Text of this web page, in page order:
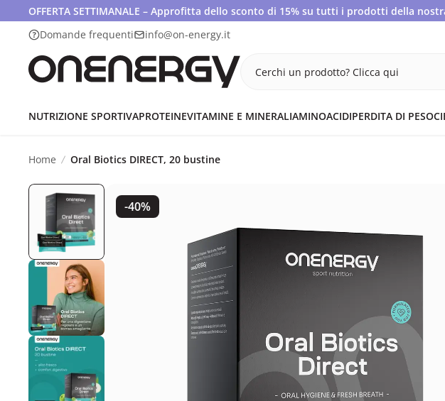
OFFERTA SETTIMANALE – Approfitta dello sconto di 15% su tutti i prodotti della
Domande frequenti
info@on-energy.it
Cerchi un prodotto? Clicca qui
NUTRIZIONE SPORTIVAPROTEINEVITAMINE E MINERALIAMINOACIDIPERDITA DI PESO
Home Oral Biotics DIRECT, 20 bustine
-40%